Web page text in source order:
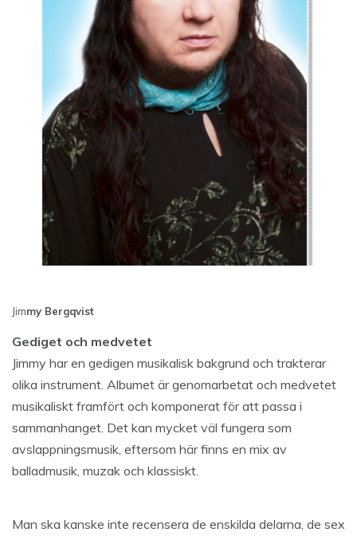
Jimmy Bergqvist
Gediget och medvetet
Jimmy har en gedigen musikalisk bakgrund och trakterar
olika instrument. Albumet är genomarbetat och medvetet
musikaliskt framfört och komponerat för att passa i
sammanhanget. Det kan mycket väl fungera som
avslappningsmusik, eftersom här finns en mix av
balladmusik, muzak och klassiskt.
Man ska kanske inte recensera de enskilda delarna, de sex